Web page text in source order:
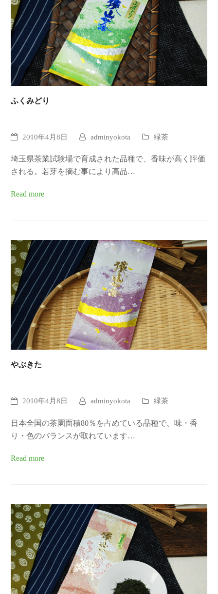
ふくみどり
2010年4月8日 adminyokota 緑茶
埼玉県茶業試験場で育成された品種で、香味が高く評価
される。若芽を摘む事により高品…
Read more
やぶきた
2010年4月8日 adminyokota 緑茶
日本全国の茶園面積80％を占めている品種で、味・香
り・色のバランスが取れています…
Read more